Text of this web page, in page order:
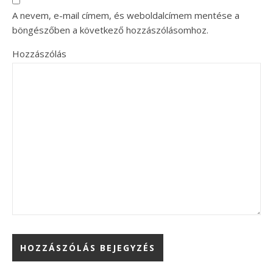
A nevem, e-mail címem, és weboldalcímem mentése a
böngészőben a következő hozzászólásomhoz.
Hozzászólás